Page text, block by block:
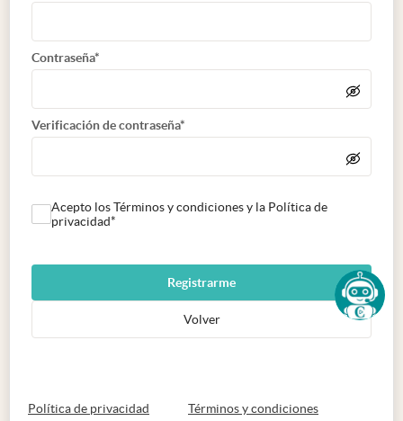
Contraseña*
Verificación de contraseña*
Acepto los Términos y condiciones y la Política de
privacidad*
Registrarme
Volver
Política de privacidad abre en nueva pestaña
Términos y condicionesabre en nueva